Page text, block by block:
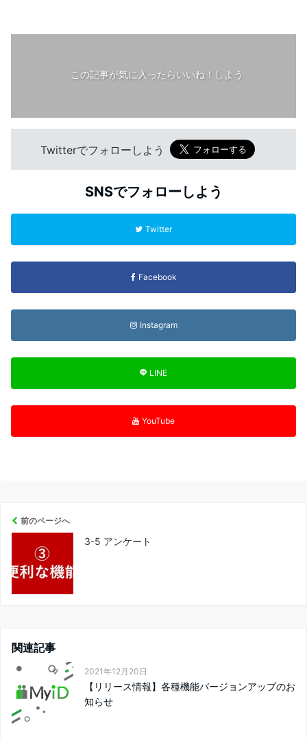
この記事が気に入ったらいいね！しよう
Twitterでフォローしよう
SNSでフォローしよう
Twitter
Facebook
Instagram
LINE
YouTube
前のページへ
3-5 アンケート
関連記事
2021年12月20日
【リリース情報】各種機能バージョンアップのお
知らせ